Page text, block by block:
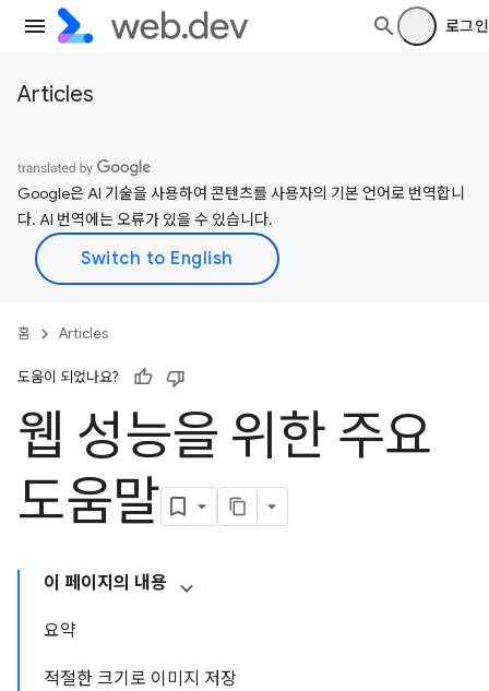
로그인
Articles
Google은 AI 기술을 사용하여 콘텐츠를 사용자의 기본 언어로 번역합니
다. AI 번역에는 오류가 있을 수 있습니다.
홈 Articles
도움이 되었나요?
웹 성능을 위한 주요
도움말
이 페이지의 내용
요약
적절한 크기로 이미지 저장